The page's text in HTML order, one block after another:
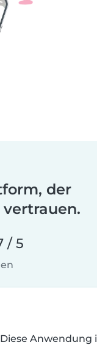
der
/ 5
Diese Anwendung